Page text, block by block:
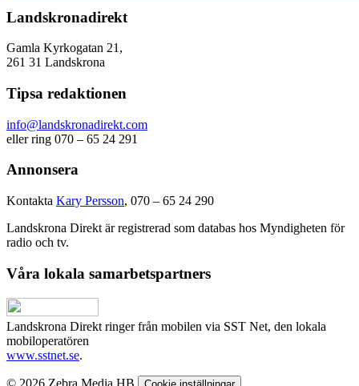
Landskronadirekt
Gamla Kyrkogatan 21,
261 31 Landskrona
Tipsa redaktionen
info@landskronadirekt.com
eller ring 070 – 65 24 291
Annonsera
Kontakta Kary Persson, 070 – 65 24 290
Landskrona Direkt är registrerad som databas hos Myndigheten för
radio och tv.
Våra lokala samarbetspartners
Landskrona Direkt ringer från mobilen via SST Net, den lokala
mobiloperatören
www.sstnet.se.
© 2026 Zebra Media HB